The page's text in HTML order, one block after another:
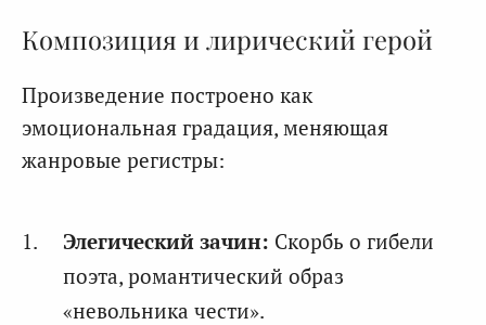
Композиция и лирический герой
Произведение построено как
эмоциональная градация, меняющая
жанровые регистры:
Элегический зачин: Скорбь о гибели
поэта, романтический образ
«невольника чести».